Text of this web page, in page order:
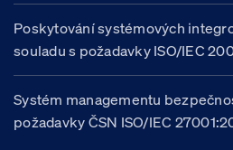
Poskytování systémových
souladu s požadavky ISO/IEC
Systém managementu
požadavky ČSN ISO/IEC